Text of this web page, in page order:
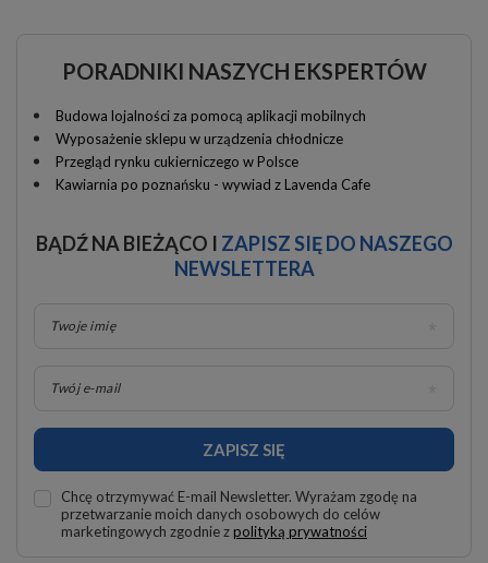
PORADNIKI NASZYCH EKSPERTÓW
Budowa lojalności za pomocą aplikacji mobilnych
Wyposażenie sklepu w urządzenia chłodnicze
Przegląd rynku cukierniczego w Polsce
Kawiarnia po poznańsku - wywiad z Lavenda Cafe
BĄDŹ NA BIEŻĄCO I ZAPISZ SIĘ DO NASZEGO
NEWSLETTERA
Twoje imię
Twój e-mail
ZAPISZ SIĘ
Chcę otrzymywać E-mail Newsletter. Wyrażam zgodę na
przetwarzanie moich danych osobowych do celów
marketingowych zgodnie zpolityką prywatności